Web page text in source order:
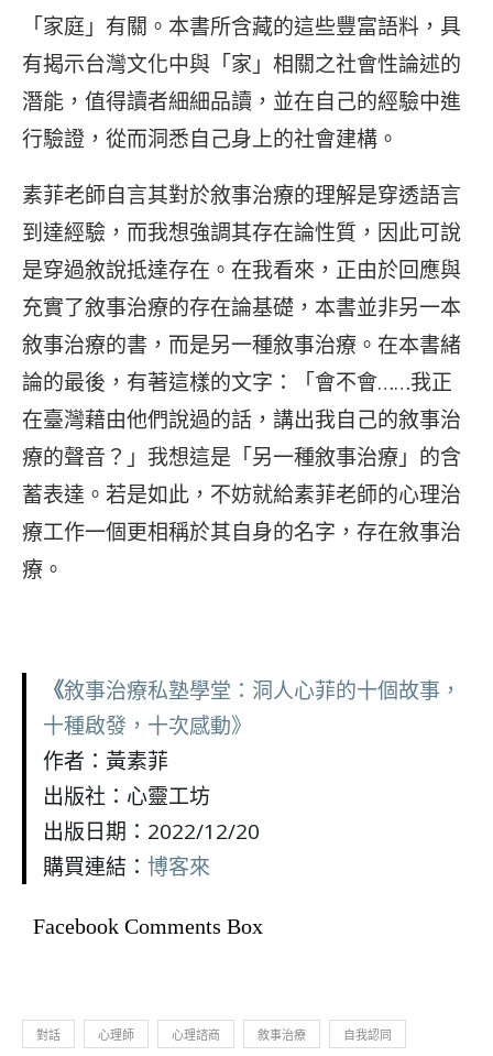
「家庭」有關。本書所含藏的這些豐富語料，具
有揭示台灣文化中與「家」相關之社會性論述的
潛能，值得讀者細細品讀，並在自己的經驗中進
行驗證，從而洞悉自己身上的社會建構。
素菲老師自言其對於敘事治療的理解是穿透語言
到達經驗，而我想強調其存在論性質，因此可說
是穿過敘說抵達存在。在我看來，正由於回應與
充實了敘事治療的存在論基礎，本書並非另一本
敘事治療的書，而是另一種敘事治療。在本書緒
論的最後，有著這樣的文字：「會不會……我正
在臺灣藉由他們說過的話，講出我自己的敘事治
療的聲音？」我想這是「另一種敘事治療」的含
蓄表達。若是如此，不妨就給素菲老師的心理治
療工作一個更相稱於其自身的名字，存在敘事治
療。
《敘事治療私塾學堂：洞人心菲的十個故事，
十種啟發，十次感動》
作者：黃素菲
出版社：心靈工坊
出版日期：2022/12/20
購買連結： 博客來
Facebook Comments Box
對話 心理師 心理諮商 敘事治療 自我認同